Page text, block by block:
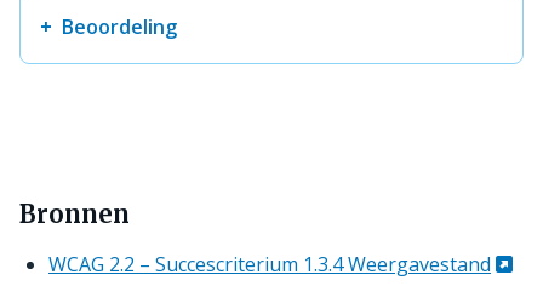
Beoordeling
Bronnen
WCAG 2.2 – Succescriterium 1.3.4 Weergavestand